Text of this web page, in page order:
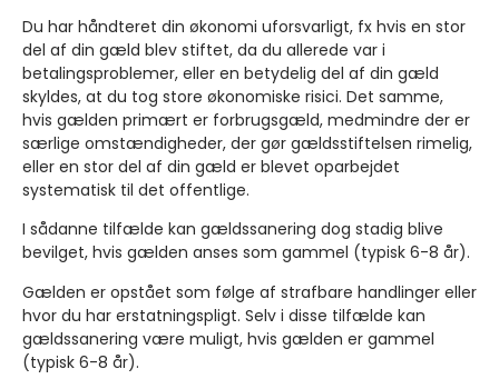
Du har håndteret din økonomi uforsvarligt, fx hvis en stor
del af din gæld blev stiftet, da du allerede var i
betalingsproblemer, eller en betydelig del af din gæld
skyldes, at du tog store økonomiske risici. Det samme,
hvis gælden primært er forbrugsgæld, medmindre der er
særlige omstændigheder, der gør gældsstiftelsen rimelig,
eller en stor del af din gæld er blevet oparbejdet
systematisk til det offentlige.
I sådanne tilfælde kan gældssanering dog stadig blive
bevilget, hvis gælden anses som gammel (typisk 6-8 år).
Gælden er opstået som følge af strafbare handlinger eller
hvor du har erstatningspligt. Selv i disse tilfælde kan
gældssanering være muligt, hvis gælden er gammel
(typisk 6-8 år).